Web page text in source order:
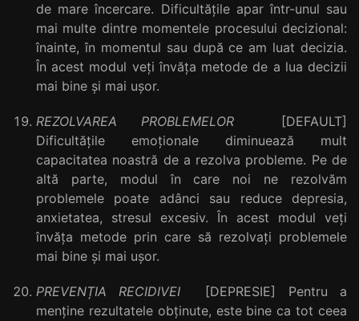
de mare încercare. Dificultățile apar într-unul sau
mai multe dintre momentele procesului decizional:
înainte, în momentul sau după ce am luat decizia.
În acest modul veți învăța metode de a lua decizii
mai bine și mai ușor.
REZOLVAREA PROBLEMELOR[DEFAULT]
Dificultățile emoționale diminuează mult
capacitatea noastră de a rezolva probleme. Pe de
altă parte, modul în care noi ne rezolvăm
problemele poate adânci sau reduce depresia,
anxietatea, stresul excesiv. În acest modul veți
învăța metode prin care să rezolvați problemele
mai bine și mai ușor.
PREVENȚIA RECIDIVEI [DEPRESIE] Pentru a
menține rezultatele obținute, este bine ca tot ceea